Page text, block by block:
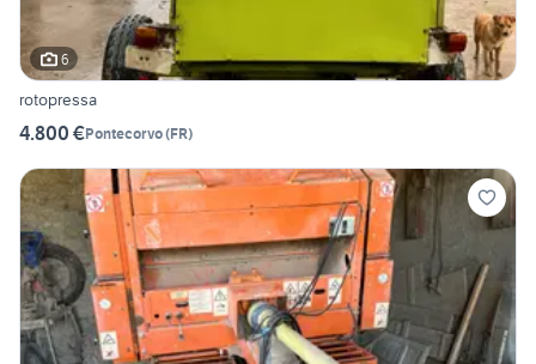
6
rotopressa
4.800 €Pontecorvo(FR)